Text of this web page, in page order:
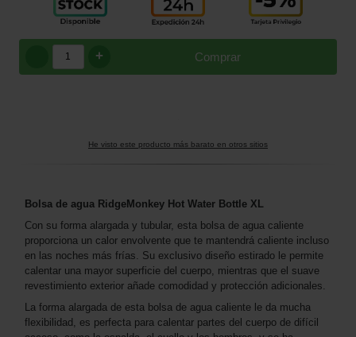
Comprar
+
He visto este producto más barato en otros sitios
Bolsa de agua RidgeMonkey Hot Water Bottle XL
Con su forma alargada y tubular, esta bolsa de agua caliente
proporciona un calor envolvente que te mantendrá caliente incluso
en las noches más frías. Su exclusivo diseño estirado le permite
calentar una mayor superficie del cuerpo, mientras que el suave
revestimiento exterior añade comodidad y protección adicionales.
La forma alargada de esta bolsa de agua caliente le da mucha
flexibilidad, es perfecta para calentar partes del cuerpo de difícil